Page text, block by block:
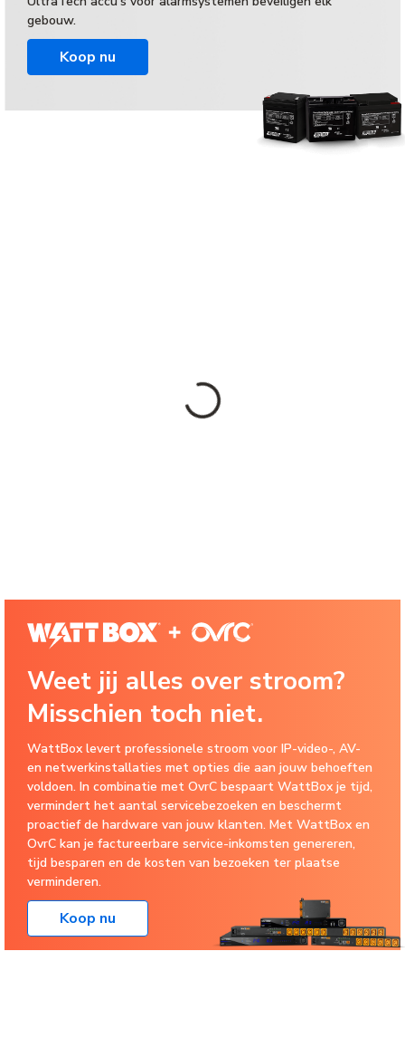
gebouw.
Koop nu
Weet jij alles over stroom?
Misschien toch niet.
WattBox levert professionele stroom voor IP-video-, AV-
en netwerkinstallaties met opties die aan jouw behoeften
voldoen. In combinatie met OvrC bespaart WattBox je tijd,
vermindert het aantal servicebezoeken en beschermt
proactief de hardware van jouw klanten. Met WattBox en
OvrC kan je factureerbare service-inkomsten genereren,
tijd besparen en de kosten van bezoeken ter plaatse
verminderen.
Koop nu